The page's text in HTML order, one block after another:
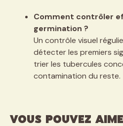
Comment contrôler
germination ?
Un contrôle visuel
détecter les premiers
trier les tubercules
contamination du reste.
VOUS POUVEZ